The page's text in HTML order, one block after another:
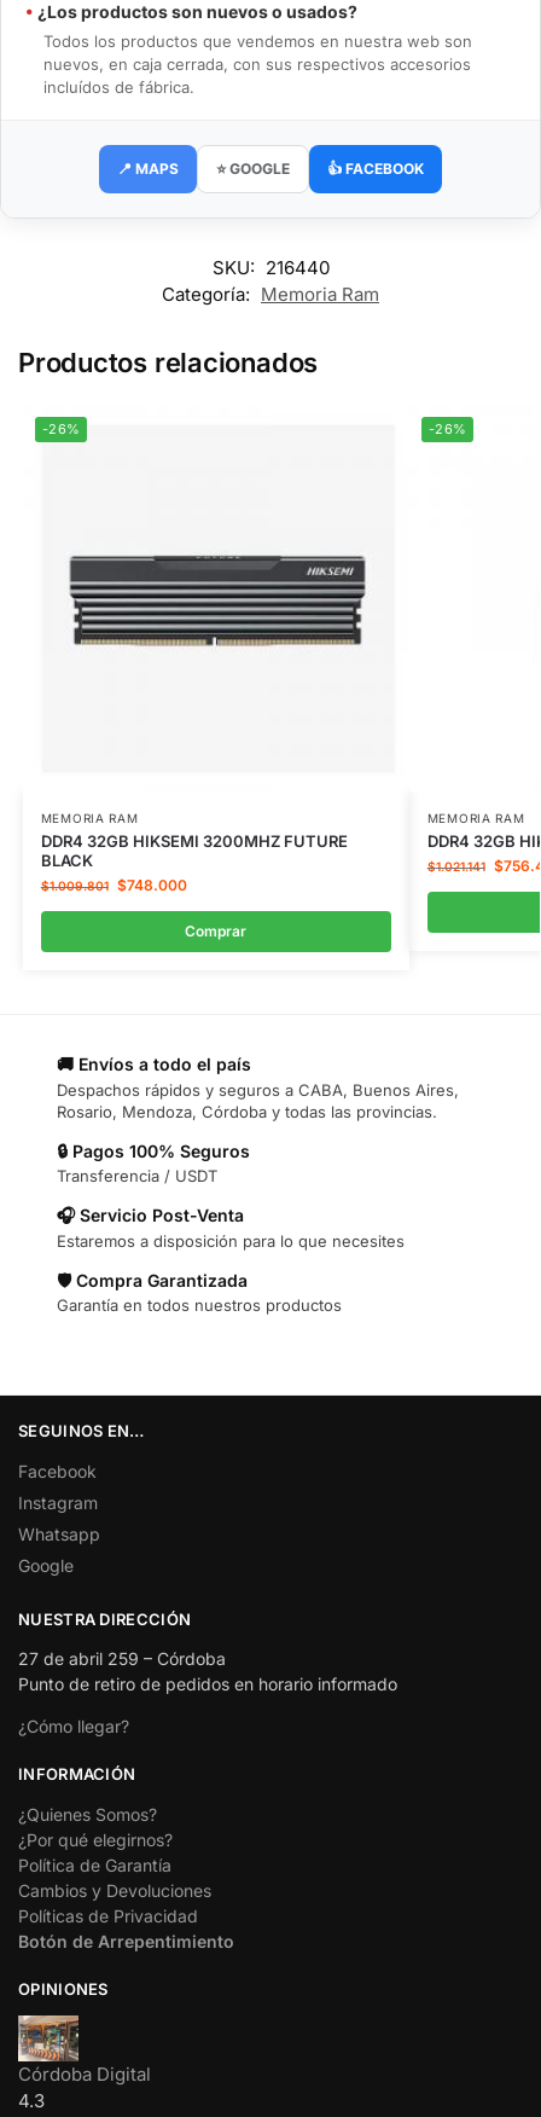
• ¿Los productos son nuevos o usados?
Todos los productos que vendemos en nuestra web son
nuevos, en caja cerrada, con sus respectivos accesorios
incluídos de fábrica.
📍 MAPS ⭐ GOOGLE 👍 FACEBOOK
SKU: 216440
Categoría: Memoria Ram
Productos relacionados
-26%
MEMORIA RAM
DDR4 32GB HIKSEMI 3200MHZ FUTURE
BLACK
$1.009.801 $748.000
Comprar
-26%
MEMORIA RAM
DDR4 32GB
$1.021.141 $
🚚 Envíos a todo el país
Despachos rápidos y seguros a CABA, Buenos Aires,
Rosario, Mendoza, Córdoba y todas las provincias.
🔒 Pagos 100% Seguros
Transferencia / USDT
🎧 Servicio Post-Venta
Estaremos a disposición para lo que necesites
🛡️ Compra Garantizada
Garantía en todos nuestros productos
SEGUINOS EN…
Facebook
Instagram
Whatsapp
Google
NUESTRA DIRECCIÓN
27 de abril 259 – Córdoba
Punto de retiro de pedidos en horario informado
¿Cómo llegar?
INFORMACIÓN
¿Quienes Somos?
¿Por qué elegirnos?
Política de Garantía
Cambios y Devoluciones
Políticas de Privacidad
Botón de Arrepentimiento
OPINIONES
Córdoba Digital
4.3